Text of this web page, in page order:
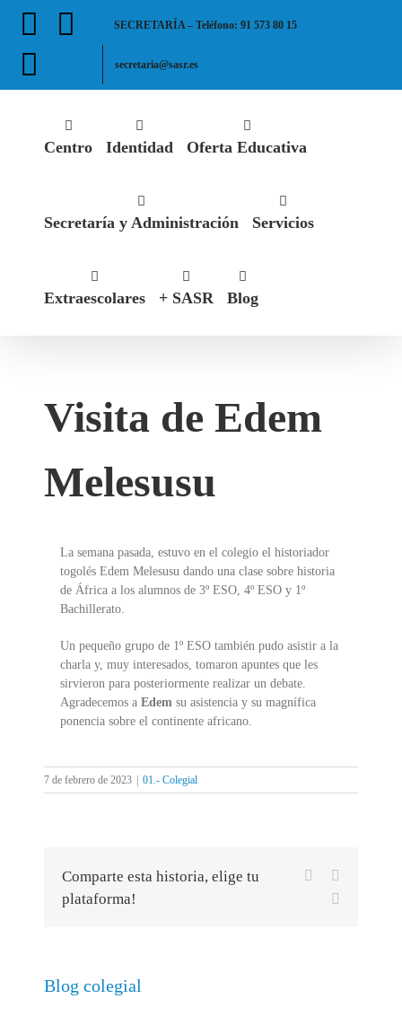
Facebook
Instagram
SECRETARÍA – Teléfono: 91 573 80 15
secretaria@sasr.es
Centro Identidad Oferta Educativa
Secretaría y Administración Servicios
Extraescolares + SASR Blog
Visita de Edem
Melesusu
La semana pasada, estuvo en el colegio el historiador
togolés Edem Melesusu dando una clase sobre historia
de África a los alumnos de 3º ESO, 4º ESO y 1º
Bachillerato.
Un pequeño grupo de 1º ESO también pudo asistir a la
charla y, muy interesados, tomaron apuntes que les
sirvieron para posteriormente realizar un debate.
Agradecemos a Edemsu asistencia y su magnífica
ponencia sobre el continente africano.
7 de febrero de 2023 01.- Colegial
Comparte esta historia, elige tu
plataforma!
Facebook
Blog colegial